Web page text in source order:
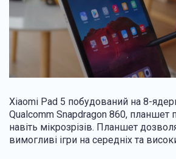
Xiaomi Pad 5 побудований на 8-
Qualcomm Snapdragon 860, планшет
навіть мікрозрізів. Планшет
вимогливі ігри на середніх та